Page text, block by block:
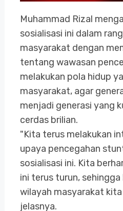
Muhammad Rizal
sosialisasi ini dalam
masyarakat dengan
tentang wawasan
melakukan pola hidup
masyarakat, agar
menjadi generasi yang
cerdas brilian.
"Kita terus melakukan
upaya pencegahan
sosialisasi ini. Kita
ini terus turun,
wilayah masyarakat
jelasnya.